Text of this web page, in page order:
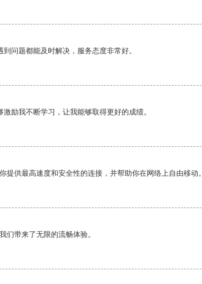
问题都能及时解决，服务态度非常好。
励我不断学习，让我能够取得更好的成绩。
提供最高速度和安全性的连接，并帮助你在网络上自由移动。
们带来了无限的流畅体验。